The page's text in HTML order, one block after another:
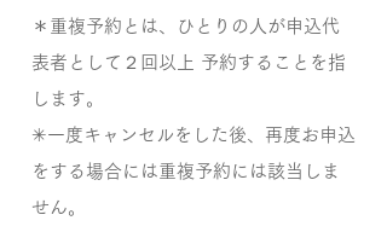
＊重複予約とは、ひとりの人が申込代
表者として２回以上 予約することを指
します。
✳一度キャンセルをした後、再度お申込
をする場合には重複予約には該当しま
せん。